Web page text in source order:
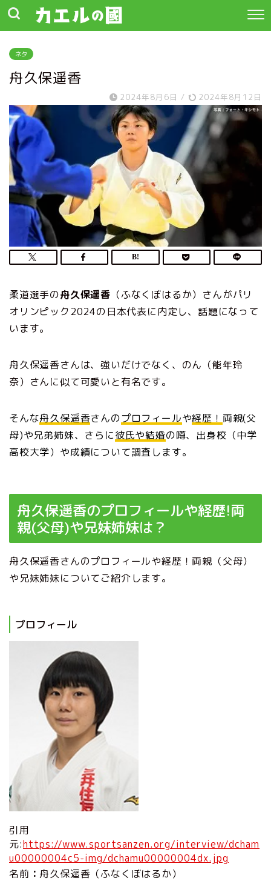
ネタ
舟久保遥香
2024年8月6日 / 2024年8月12日
柔道選手の舟久保遥香 （ふなくぼはるか）さんがパリ
オリンピック2024の日本代表に内定し、話題になって
います。
舟久保遥香さんは、強いだけでなく、のん（能年玲
奈）さんに似て可愛いと有名です。
そんな舟久保遥香さんのプロフィールや経歴！ 両親(父
母)や兄弟姉妹、さらに彼氏や結婚の噂、出身校（中学
高校大学）や成績について調査します。
舟久保遥香のプロフィールや経歴!両
親(父母)や兄妹姉妹は？
舟久保遥香さんのプロフィールや経歴！両親（父母）
や兄妹姉妹についてご紹介します。
プロフィール
引用
元:https://www.sportsanzen.org/interview/dcham
u00000004c5-img/dchamu00000004dx.jpg
名前 ： 舟久保遥香（ふなくぼはるか）